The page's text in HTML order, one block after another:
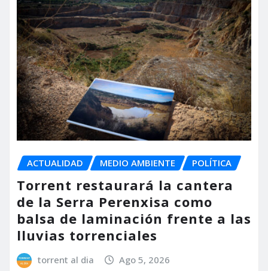
ACTUALIDAD MEDIO AMBIENTE POLÍTICA
Torrent restaurará la cantera
de la Serra Perenxisa como
balsa de laminación frente a las
lluvias torrenciales
torrent al dia Ago 5, 2026